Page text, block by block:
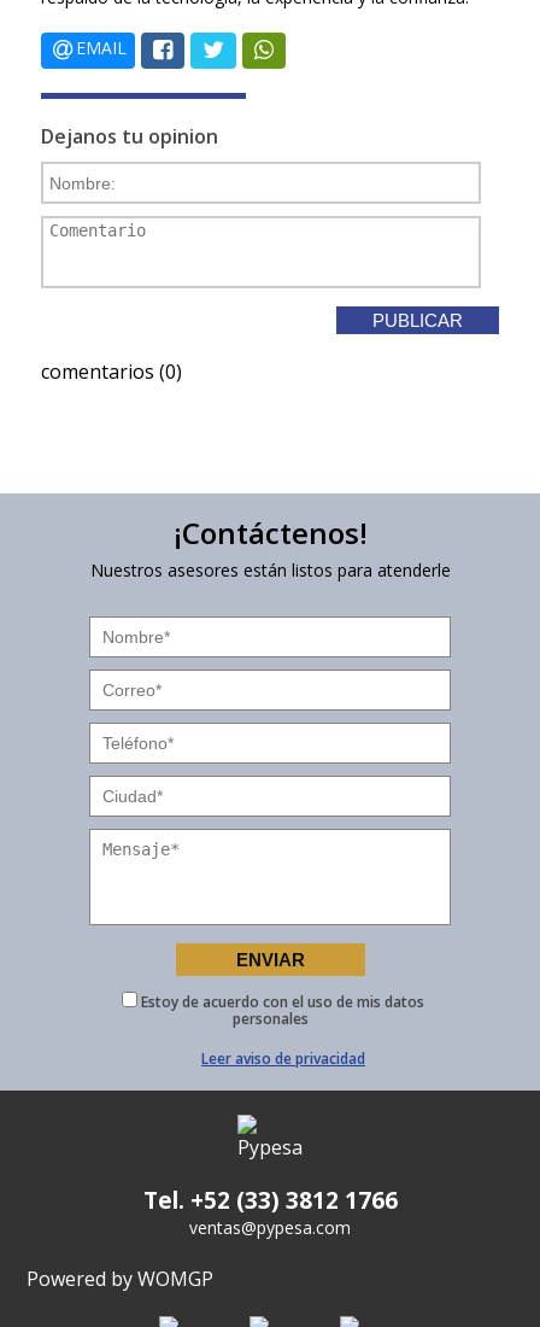
EMAIL
Dejanos tu opinion
comentarios (0)
¡Contáctenos!
Nuestros asesores están listos para atenderle
Estoy de acuerdo con el uso de mis datos
personales
Leer aviso de privacidad
Tel. +52 (33) 3812 1766
ventas@pypesa.com
Powered by WOMGP